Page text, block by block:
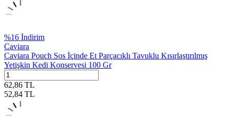
%16 İndirim
Caviara
Caviara Pouch Sos İçinde Et Parçacıklı Tavuklu Kısırlaştırılmış
Yetişkin Kedi Konservesi 100 Gr
62,86 TL
52,84 TL